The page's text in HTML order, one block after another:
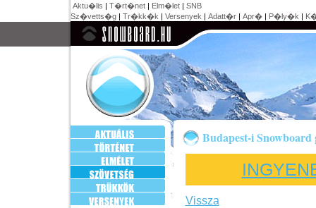
Aktu�lis | T�rt�net | Elm�let | SNB
Sz�vetts�g | Tr�kk�k | Versenyek | Adatt�r | Apr� | P�ly�k |
Budapest-i
Vissza